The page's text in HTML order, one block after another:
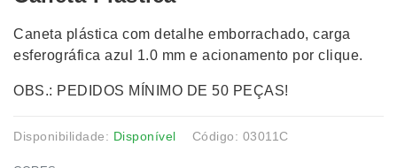
Caneta plástica com detalhe emborrachado, carga
esferográfica azul 1.0 mm e acionamento por clique.
OBS.: PEDIDOS MÍNIMO DE 50 PEÇAS!
Disponibilidade: Disponível Código: 03011C